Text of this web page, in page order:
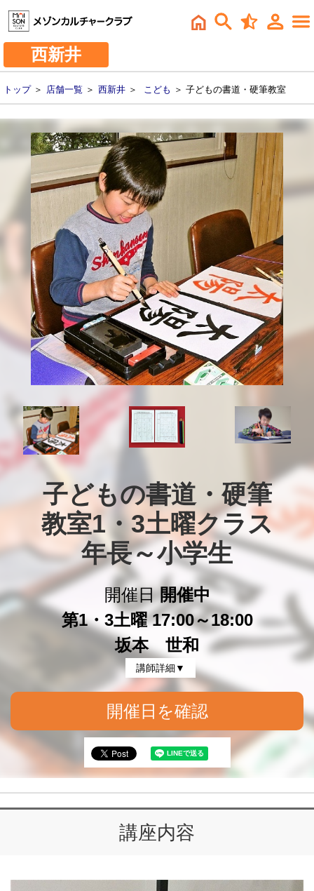
西新井
トップ＞ 店舗一覧 ＞ 西新井 ＞ こども ＞ 子どもの書道・硬筆教室
子どもの書道・硬筆
教室1・3土曜クラス
年長～小学生
開催日 開催中
第1・3土曜 17:00～18:00
坂本 世和
講師詳細▼
開催日を確認
講座内容